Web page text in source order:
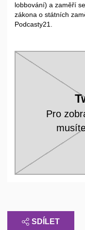
lobbování) a zaměří
zákona o státních
Podcasty21.
Pro
SDÍLET